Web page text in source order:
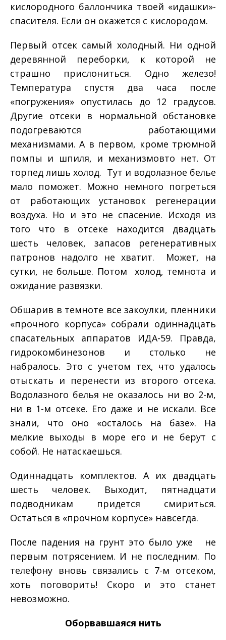
кислородного баллончика твоей «идашки»­
спасителя. Если он окажется с кислородом.
Первый отсек самый холодный. Ни одной
деревянной переборки, к которой не
страшно прислониться. Одно железо!
Температура спустя два часа после
«погружения» опустилась до 12 градусов.
Другие отсеки в нормальной обстановке
подогреваются работающими
механизмами. А в первом, кроме трюмной
помпы и шпиля, и механизмов­то нет. От
торпед лишь холод. Тут и водолазное белье
мало поможет. Можно немного погреться
от работающих установок регенерации
воздуха. Но и это не спасение. Исходя из
того что в отсеке находится двадцать
шесть человек, запасов регенеративных
патронов надолго не хватит. Может, на
сутки, не больше. Потом ­ холод, темнота и
ожидание развязки.
Обшарив в темноте все закоулки, пленники
«прочного корпуса» собрали одиннадцать
спасательных аппаратов ИДА­-59. Правда,
гидрокомбинезонов и столько не
набралось. Это с учетом тех, что удалось
отыскать и перенести из второго отсека.
Водолазного белья не оказалось ни во 2-­м,
ни в 1­-м отсеке. Его даже и не искали. Все
знали, что оно «осталось на базе». На
мелкие выходы в море его и не берут с
собой. Не натаскаешься.
Одиннадцать комплектов. А их двадцать
шесть человек. Выходит, пятнадцати
подводникам придется смириться.
Остаться в «прочном корпусе» навсегда.
После падения на грунт это было уже не
первым потрясением. И не последним. По
телефону вновь связались с 7­-м отсеком,
хоть поговорить! Скоро и это станет
невозможно.
Оборвавшаяся нить